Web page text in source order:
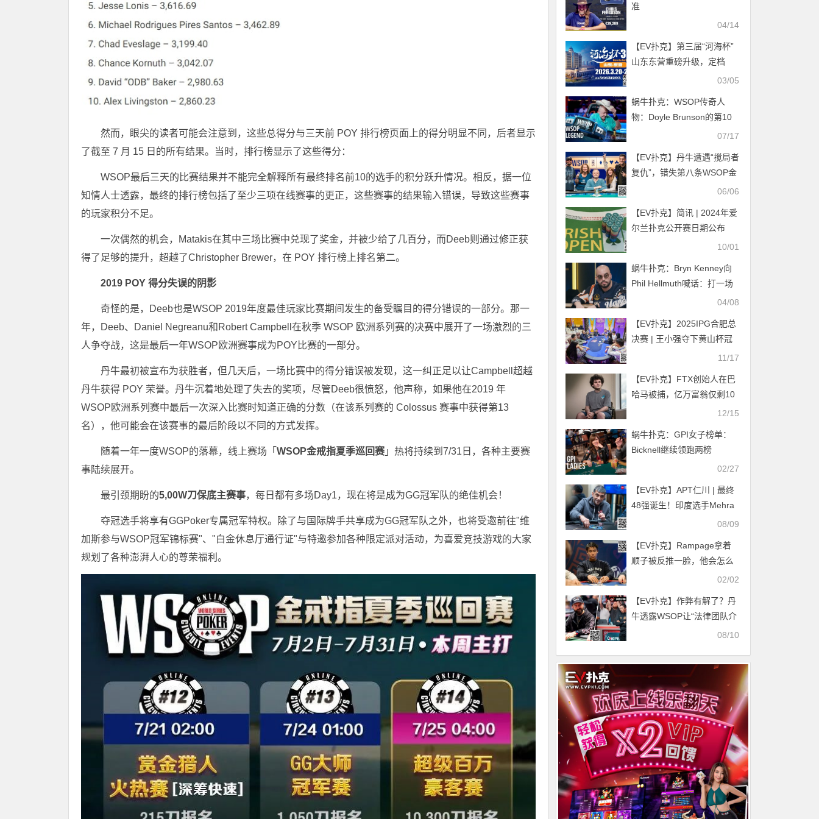
然而，眼尖的读者可能会注意到，这些总得分与三天前 POY 排行榜页面上的得分明显不同，后者显示
了截至 7 月 15 日的所有结果。当时，排行榜显示了这些得分：
WSOP最后三天的比赛结果并不能完全解释所有最终排名前10的选手的积分跃升情况。相反，据一位
知情人士透露，最终的排行榜包括了至少三项在线赛事的更正，这些赛事的结果输入错误，导致这些赛事
的玩家积分不足。
一次偶然的机会，Matakis在其中三场比赛中兑现了奖金，并被少给了几百分，而Deeb则通过修正获
得了足够的提升，超越了Christopher Brewer，在 POY 排行榜上排名第二。
2019 POY 得分失误的阴影
奇怪的是，Deeb也是WSOP 2019年度最佳玩家比赛期间发生的备受瞩目的得分错误的一部分。那一
年，Deeb、Daniel Negreanu和Robert Campbell在秋季 WSOP 欧洲系列赛的决赛中展开了一场激烈的三
人争夺战，这是最后一年WSOP欧洲赛事成为POY比赛的一部分。
丹牛最初被宣布为获胜者，但几天后，一场比赛中的得分错误被发现，这一纠正足以让Campbell超越
丹牛获得 POY 荣誉。丹牛沉着地处理了失去的奖项，尽管Deeb很愤怒，他声称，如果他在2019 年
WSOP欧洲系列赛中最后一次深入比赛时知道正确的分数（在该系列赛的 Colossus 赛事中获得第13
名），他可能会在该赛事的最后阶段以不同的方式发挥。
随着一年一度WSOP的落幕，线上赛场「 WSOP金戒指夏季巡回赛」热将持续到7/31日，各种主要赛
事陆续展开。
最引颈期盼的5,00W刀保底主赛事，每日都有多场Day1，现在将是成为GG冠军队的绝佳机会！
夺冠选手将享有GGPoker专属冠军特权。除了与国际牌手共享成为GG冠军队之外，也将受邀前往"维
加斯参与WSOP冠军锦标赛"、"白金休息厅通行证"与特邀参加各种限定派对活动，为喜爱竞技游戏的大家
规划了各种澎湃人心的尊荣福利。
准
04/14
【EV扑克】第三届“河海杯”
山东东营重磅升级，定档
2026年3月20日至3月24日
03/05
蜗牛扑克：WSOP传奇人
物：Doyle Brunson的第10
条金手链诞生于15年前07/17
【EV扑克】丹牛遭遇“搅局者
复仇”，错失第八条WSOP金
06/06
【EV扑克】简讯 | 2024年爱
尔兰扑克公开赛日期公布
10/01
蜗牛扑克：Bryn Kenney向
Phil Hellmuth喊话：打一场
吧，证明你是G. O. A. T04/08
【EV扑克】2025IPG合肥总
决赛 | 王小强夺下黄山杯冠
军奖杯；主赛第一轮A组373
牌领衔121人晋级
11/17
【EV扑克】FTX创始人在巴
哈马被捕，亿万富翁仅剩10
12/15
蜗牛扑克：GPI女子榜单：
Bicknell继续领跑两榜
02/27
【EV扑克】APT仁川 | 最终
48强诞生！印度选手Mehra
领跑APT韩国赛史最大规模
08/09
【EV扑克】Rampage拿着
顺子被反推一脸，他会怎么
02/02
【EV扑克】作弊有解了？丹
牛透露WSOP让“法律团队介
08/10